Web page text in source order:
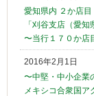
愛知県内 ２か店目
「刈谷支店（愛
〜当行１７０か店
2016年2月1日
〜中堅・中小企業
メキシコ合衆国ア